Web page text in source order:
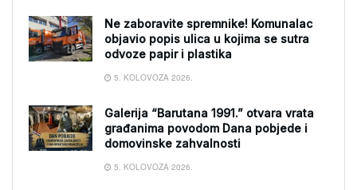
Ne zaboravite spremnike! Komunalac
objavio popis ulica u kojima se sutra
odvoze papir i plastika
5. KOLOVOZA 2026.
Galerija “Barutana 1991.” otvara vrata
građanima povodom Dana pobjede i
domovinske zahvalnosti
5. KOLOVOZA 2026.